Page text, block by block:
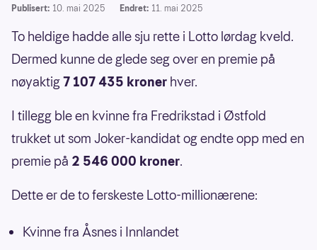
Publisert: 10. mai 2025 Endret: 11. mai 2025
To heldige hadde alle sju rette i Lotto lørdag kveld.
Dermed kunne de glede seg over en premie på
nøyaktig7 107 435 kroner hver.
I tillegg ble en kvinne fra Fredrikstad i Østfold
trukket ut som Joker-kandidat og endte opp med en
premie på 2 546 000 kroner.
Dette er de to ferskeste Lotto-millionærene:
Kvinne fra Åsnes i Innlandet